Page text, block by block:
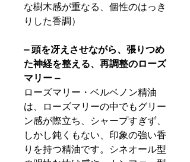
な樹木感が重なる、個性のはっき
りした香調）
– 頭を冴えさせながら、張りつめ
た神経を整える、再調整のローズ
マリー –
ローズマリー・ベルベノン精油
は、ローズマリーの中でもグリー
ン感が際立ち、シャープすぎず、
しかし鈍くもない、印象の強い香
りを持つ精油です。シネオール型